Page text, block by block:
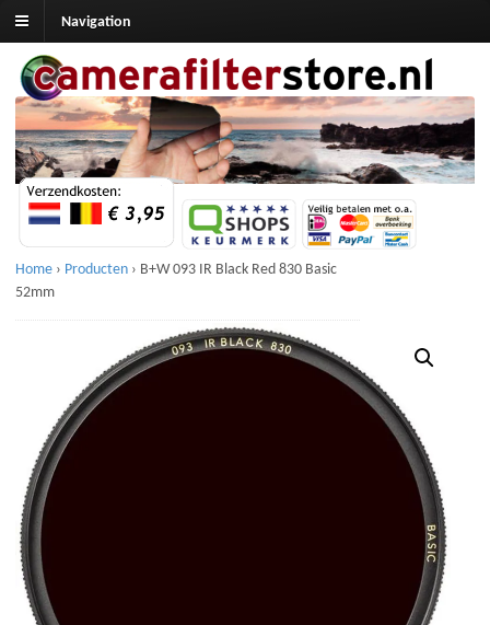
Navigation
Home › Producten › B+W 093 IR Black Red 830 Basic
52mm